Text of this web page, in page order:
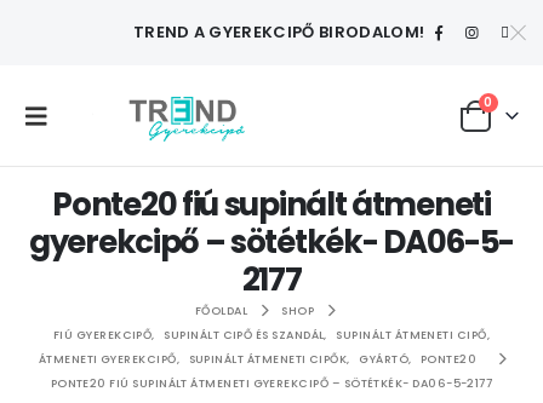
TREND A GYEREKCIPŐ BIRODALOM!
0
Ponte20 fiú supinált átmeneti
gyerekcipő – sötétkék- DA06-5-
2177
FŐOLDAL
SHOP
FIÚ GYEREKCIPŐ, SUPINÁLT CIPŐ ÉS SZANDÁL, SUPINÁLT ÁTMENETI CIPŐ,
ÁTMENETI GYEREKCIPŐ, SUPINÁLT ÁTMENETI CIPŐK, GYÁRTÓ,
PONTE20
PONTE20 FIÚ SUPINÁLT ÁTMENETI GYEREKCIPŐ – SÖTÉTKÉK- DA06-5-2177